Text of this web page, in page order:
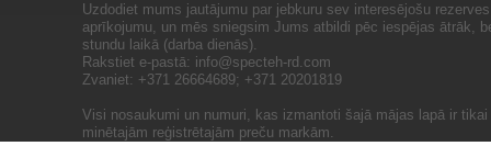
Uzdodiet mums jautājumu par jebkuru sev interesējošu
aprīkojumu, un mēs sniegsim Jums atbildi pēc iespējas ātrāk,
stundu laikā (darba dienās).
Rakstiet e-pastā: info@specteh-rd.com
Zvaniet: +371 26664689; +371 20201819
Visi nosaukumi un numuri, kas izmantoti šajā mājas lapā ir
minētajām reģistrētajām preču markām.